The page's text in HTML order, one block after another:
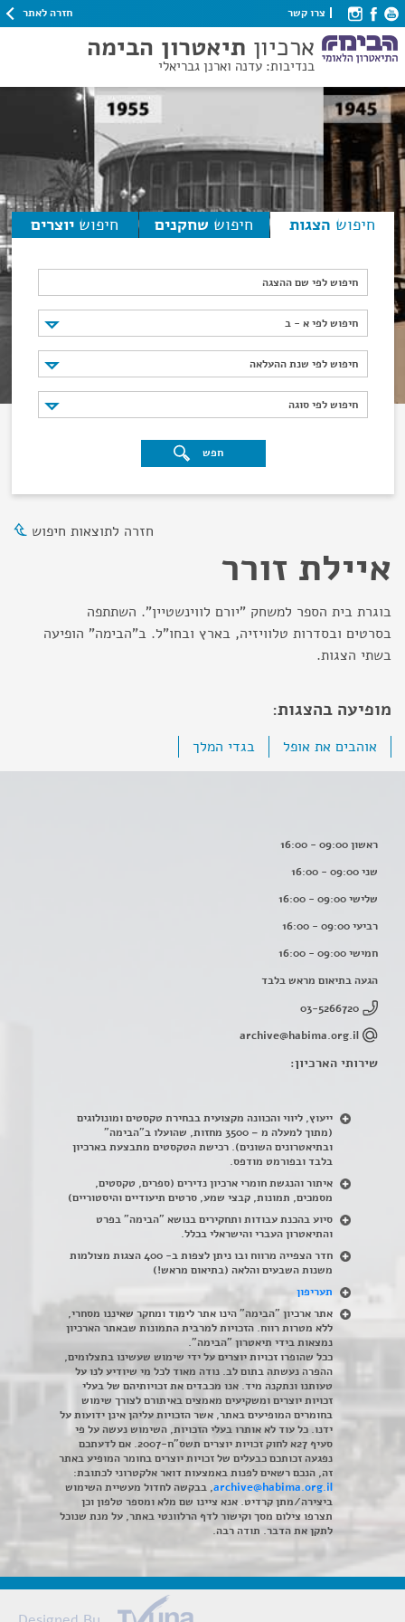
צרו קשר חזרה לאתר
ארכיון תיאטרון הבימה
בנדיבות: עדנה וארנן גבריאלי
חיפוש הצגות חיפוש שחקנים חיפוש יוצרים
חיפוש לפי שם ההצגה
חיפוש לפי א - ב
חיפוש לפי א - ב
חיפוש לפי שנת ההעלאה
חיפוש לפי שנת ההעלאה
חיפוש לפי סוגה
חיפוש לפי סוגה
חפש
חזרה לתוצאות חיפוש
איילת זורר
בוגרת בית הספר למשחק "יורם לווינשטיין". השתתפה
בסרטים ובסדרות טלוויזיה, בארץ ובחו"ל. ב"הבימה" הופיעה
בשתי הצגות.
מופיעה בהצגות:
אוהבים את אופל בגדי המלך
ראשון 09:00 - 16:00
שני 09:00 - 16:00
שלישי 09:00 - 16:00
רביעי 09:00 - 16:00
חמישי 09:00 - 16:00
הגעה בתיאום מראש בלבד
03-5266720
archive@habima.org.il
שירותי הארכיון:
ייעוץ, ליווי והכוונה מקצועית בבחירת טקסטים ומונולוגים
(מתוך למעלה מ – 3500 מחזות, שהועלו ב"הבימה"
ובתיאטרונים השונים). רכישת הטקסטים מתבצעת בארכיון
בלבד ובפורמט מודפס.
איתור והנגשת חומרי ארכיון נדירים (ספרים, טקסטים,
מסמכים, תמונות, קבצי שמע, סרטים תיעודיים והיסטוריים)
סיוע בהכנת עבודות ותחקירים בנושא "הבימה" בפרט
והתיאטרון העברי והישראלי בכלל.
חדר הצפייה מרווח ובו ניתן לצפות ב- 400 הצגות מצולמות
משנות השבעים והלאה (בתיאום מראש!)
תעריפון
אתר ארכיון "הבימה" הינו אתר לימוד ומחקר שאיננו מסחרי,
ללא מטרות רווח. הזכויות למרבית התמונות שבאתר הארכיון
נמצאות בידי תיאטרון "הבימה".
ככל שהופרו זכויות יוצרים על ידי שימוש שעשינו בתצלומים,
ההפרה נעשתה בתום לב. נודה מאוד לכל מי שיודיע לנו על
טעותנו ונתקנה מיד. אנו מכבדים את זכויותיהם של בעלי
זכויות יוצרים ומשקיעים מאמצים באיתורם לצורך שימוש
בחומרים המופיעים באתר, אשר הזכויות עליהן אינן ידועות על
ידנו. כל עוד לא אותרו בעלי הזכויות, השימוש נעשה על פי
סעיף 27א לחוק זכויות יוצרים תשס"ח-2007. אם לדעתכם
נפגעה זכותכם כבעלים של זכויות יוצרים בחומר המופיע באתר
זה, הנכם רשאים לפנות באמצעות דואר אלקטרוני לכתובת:
archive@habima.org.il, בבקשה לחדול מעשיית השימוש
ביצירה/מתן קרדיט. אנא ציינו שם מלא ומספר טלפון וכן
תצרפו צילום מסך וקישור לדף הרלוונטי באתר, על מנת שנוכל
לתקן את הדבר. תודה רבה.